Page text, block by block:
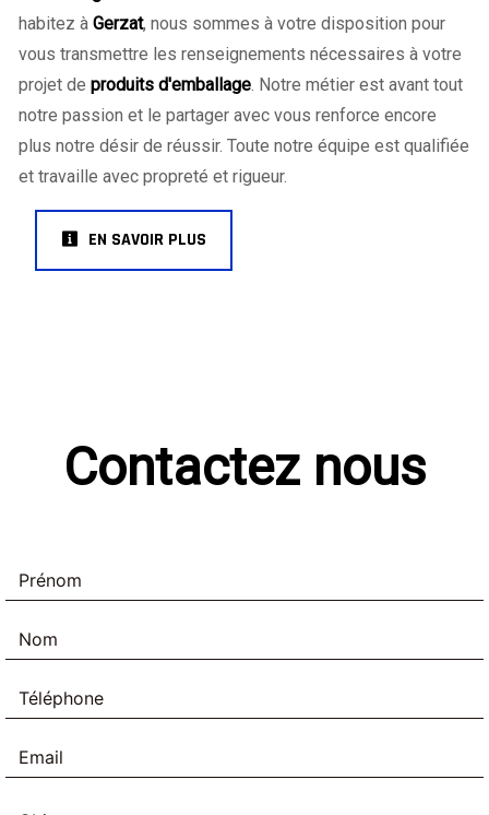
habitez à Gerzat, nous sommes à votre disposition pour
vous transmettre les renseignements nécessaires à votre
projet de produits d'emballage. Notre métier est avant tout
notre passion et le partager avec vous renforce encore
plus notre désir de réussir. Toute notre équipe est qualifiée
et travaille avec propreté et rigueur.
EN SAVOIR PLUS
Contactez nous